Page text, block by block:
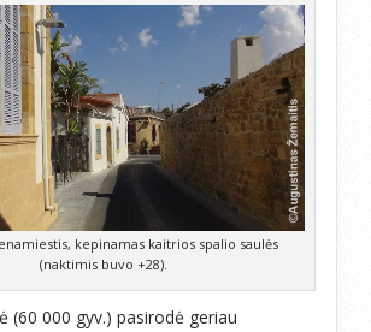
kepinamas kaitrios spalio saulės
(naktimis buvo +28).
(60 000 gyv.) pasirodė geriau